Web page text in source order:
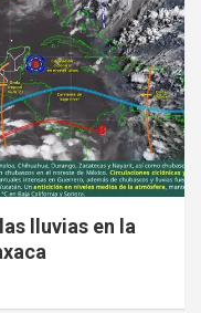
lluvias en la